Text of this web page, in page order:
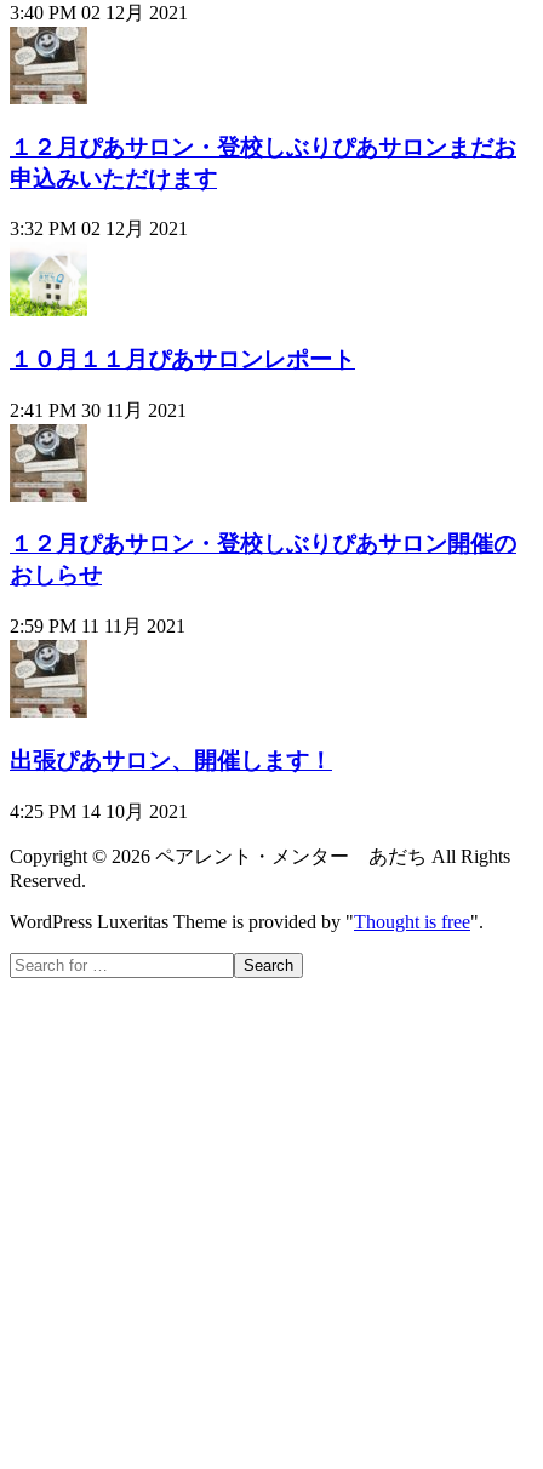
3:40 PM 02 12月 2021
１２月ぴあサロン・登校しぶりぴあサロンまだお
申込みいただけます
3:32 PM 02 12月 2021
１０月１１月ぴあサロンレポート
2:41 PM 30 11月 2021
１２月ぴあサロン・登校しぶりぴあサロン開催の
おしらせ
2:59 PM 11 11月 2021
出張ぴあサロン、開催します！
4:25 PM 14 10月 2021
Copyright © 2026 ペアレント・メンター あだち All Rights
Reserved.
WordPress Luxeritas Theme is provided by "Thought is free".